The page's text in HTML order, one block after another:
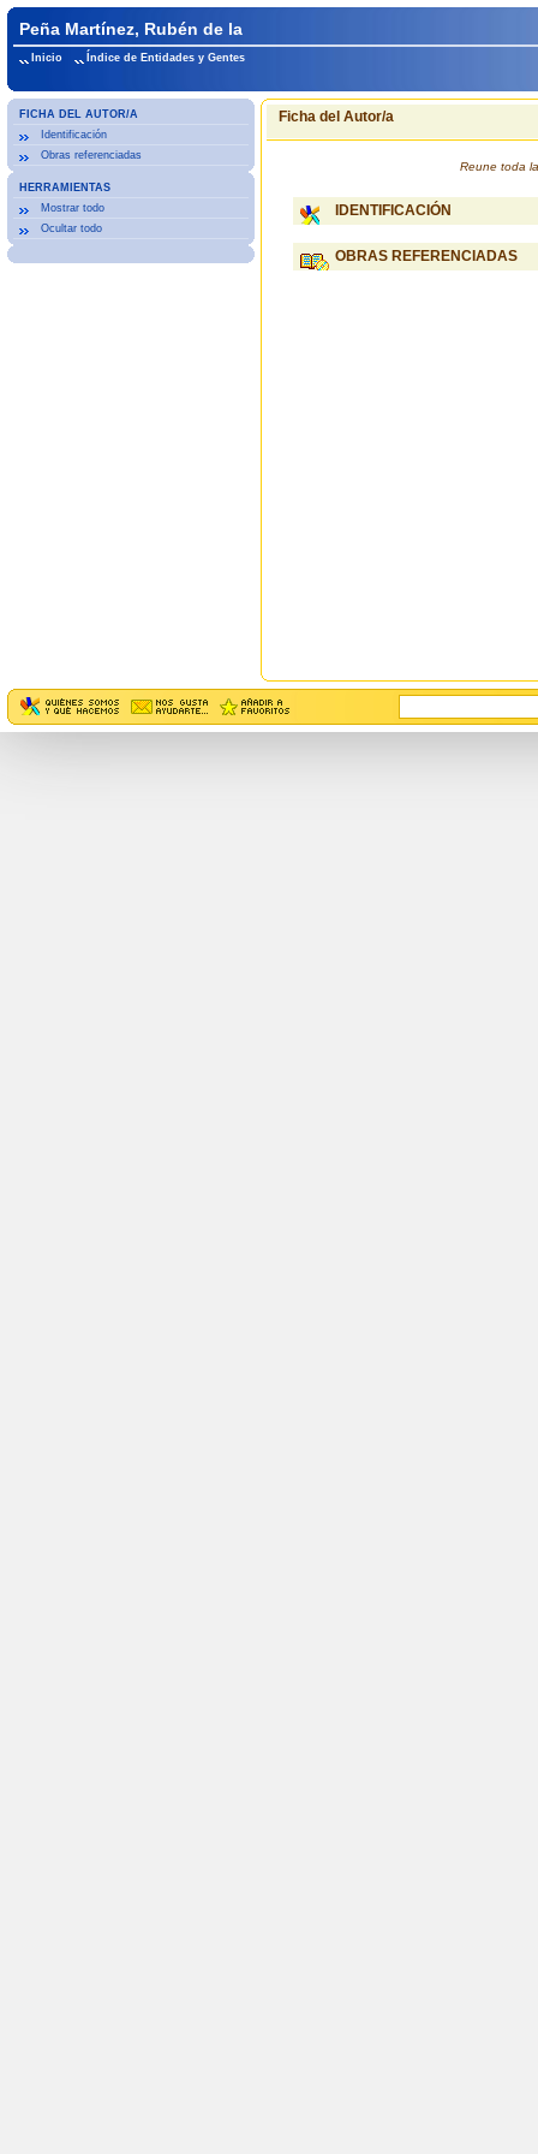
Peña Martínez, Rubén de la
Inicio Índice de Entidades y Gentes
FICHA DEL AUTOR/A
Identificación
Obras referenciadas
HERRAMIENTAS
Mostrar todo
Ocultar todo
Ficha del Autor/a
Reune toda
IDENTIFICACIÓN
OBRAS REFERENCIADAS